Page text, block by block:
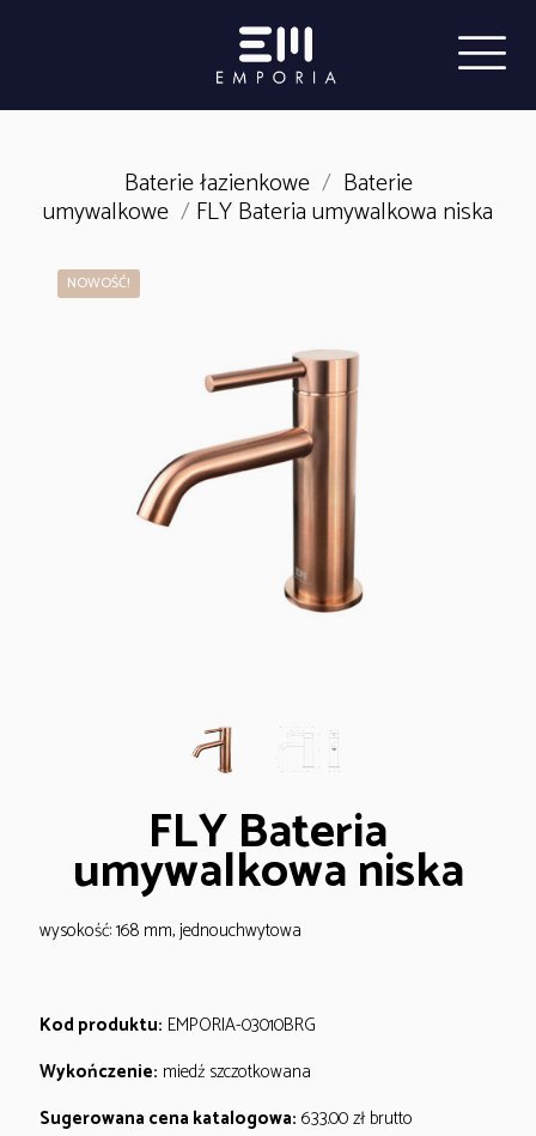
Baterie łazienkowe / Baterie
umywalkowe /FLY Bateria umywalkowa niska
NOWOŚĆ!
FLY Bateria
umywalkowa niska
wysokość: 168 mm, jednouchwytowa
Kod produktu: EMPORIA-03010BRG
Wykończenie: miedź szczotkowana
Sugerowana cena katalogowa: 633.00zł brutto